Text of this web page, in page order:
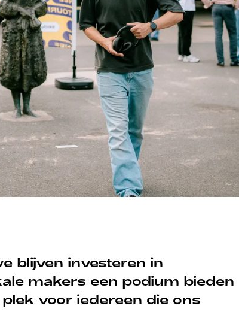
blijven investeren in
makers een podium bieden
voor iedereen die ons